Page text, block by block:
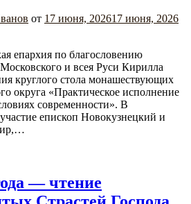
от 17 июня, 202617 июня, 2026
епархия по благословению
и всея Руси Кирилла
круглого стола монашествующих
округа «Практическое исполнение
современности». В
епископ Новокузнецкий и
— чтение